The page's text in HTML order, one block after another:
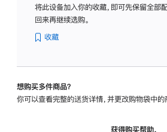
璃
转
将此设备加入你的收藏，即可先保留全部
回来再继续选购。
收藏
想购买多件商品？
你可以查看完整的送货详情，并更改购物袋中的
获得购买帮助，